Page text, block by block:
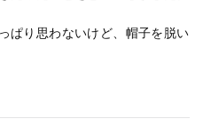
ぱり思わないけど、帽子を脱い